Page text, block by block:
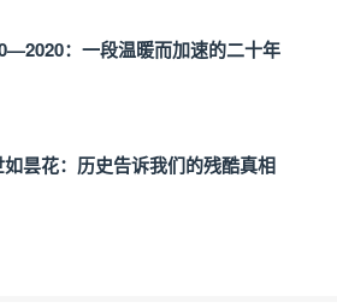
：一段温暖而加速的二十年
昙花：历史告诉我们的残酷真相